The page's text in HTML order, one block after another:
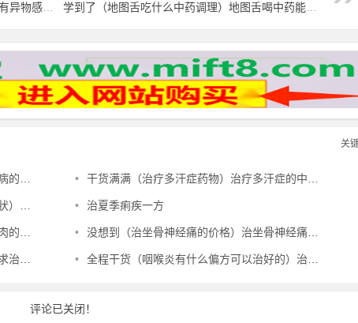
速看（咽部异物感用什么中药）治疗咽喉有异物感最有效的中成药，治咽部有异物感验方， 学到了（地图舌吃什么中药调理）地图舌喝中药能治好吗，治地图舌偏方，
关
病， • 干货满满（治疗多汗症药物）治疗多汗症的中成药，治多汗症验方，
方， • 治夏季痢疾一方
方， • 没想到（治坐骨神经痛的价格）治坐骨神经痛的医院，治坐骨神经痛的特效验方，
子， • 全程干货（咽喉炎有什么偏方可以治好的）治疗咽喉炎的16个偏方，治咽喉炎偏方，
评论已关闭！